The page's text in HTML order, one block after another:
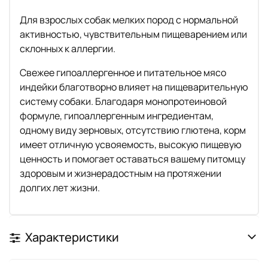
Для взрослых собак мелких пород с нормальной
активностью, чувствительным пищеварением или
склонных к аллергии.
Свежее гипоаллергенное и питательное мясо
индейки благотворно влияет на пищеварительную
систему собаки. Благодаря монопротеиновой
формуле, гипоаллергенным ингредиентам,
одному виду зерновых, отсутствию глютена, корм
имеет отличную усвояемость, высокую пищевую
ценность и помогает оставаться вашему питомцу
здоровым и жизнерадостным на протяжении
долгих лет жизни.
Характеристики